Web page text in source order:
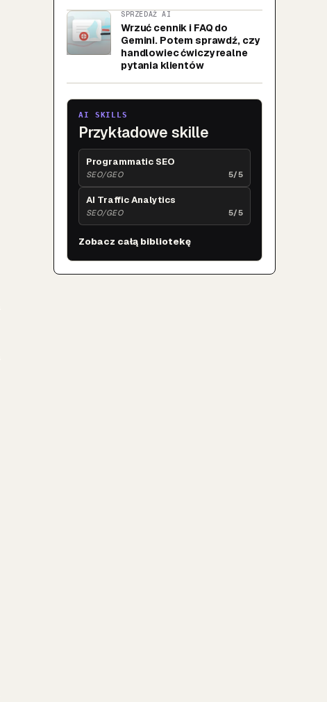
SPRZEDAŻ AI
Wrzuć cennik i FAQ do
Gemini. Potem sprawdź, czy
handlowiec ćwiczy realne
pytania klientów
AI SKILLS
Przykładowe skille
Programmatic SEO
SEO/GEO 5/5
AI Traffic Analytics
SEO/GEO 5/5
Zobacz całą bibliotekę